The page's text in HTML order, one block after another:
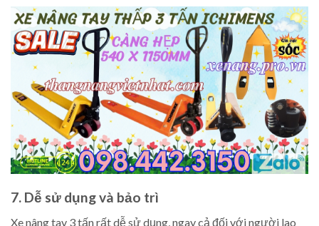
7. Dễ sử dụng và bảo trì
Xe nâng tay 3 tấn rất dễ sử dụng, ngay cả đối với người lao